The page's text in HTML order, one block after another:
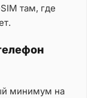
там, где
минимум на